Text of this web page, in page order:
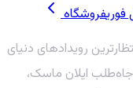
فروشگاه
رویدادهای دنیای
ایلان ماسک،